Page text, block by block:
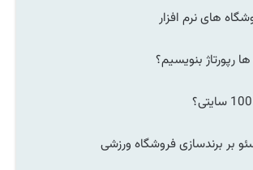
های نرم افزار
رپورتاژ بنویسیم؟
بر برندسازی فروشگاه ورزشی